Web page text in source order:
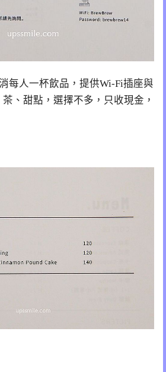
每人一杯飲品，提供Wi-Fi插座與
、甜點，選擇不多，只收現金，